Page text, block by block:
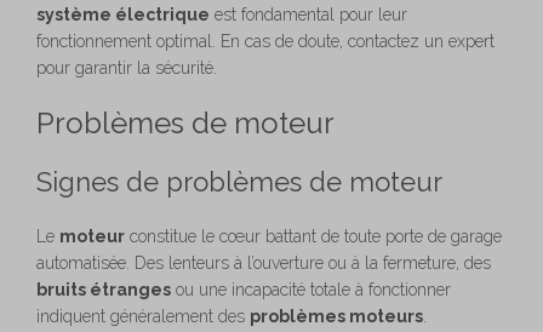
système électrique est fondamental pour leur
fonctionnement optimal. En cas de doute, contactez un expert
pour garantir la sécurité.
Problèmes de moteur
Signes de problèmes de moteur
Le moteur constitue le cœur battant de toute porte de garage
automatisée. Des lenteurs à l’ouverture ou à la fermeture, des
bruits étranges ou une incapacité totale à fonctionner
indiquent généralement des problèmes moteurs.